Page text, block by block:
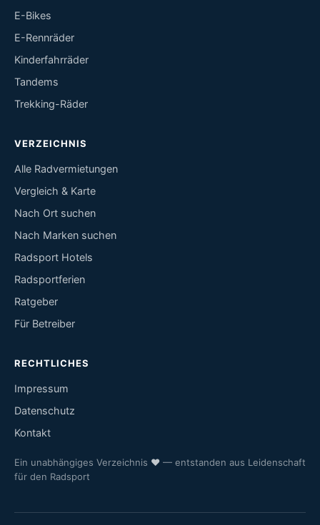
E-Bikes
E-Rennräder
Kinderfahrräder
Tandems
Trekking-Räder
VERZEICHNIS
Alle Radvermietungen
Vergleich & Karte
Nach Ort suchen
Nach Marken suchen
Radsport Hotels
Radsportferien
Ratgeber
Für Betreiber
RECHTLICHES
Impressum
Datenschutz
Kontakt
Ein unabhängiges Verzeichnis ♥ — entstanden aus Leidenschaft
für den Radsport